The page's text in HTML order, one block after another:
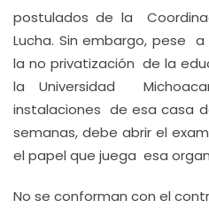
postulados de la
Lucha. Sin embargo, pese
la no privatización de la
la Universidad
instalaciones de esa casa
semanas, debe abrir el
el papel que juega esa
No se conforman con el